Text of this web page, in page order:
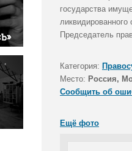
государства
Председатель
Категория:
Место: Россия,
Сообщить об
Ещё фото